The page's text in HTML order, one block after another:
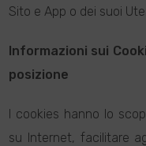
Sito e App o dei suoi
Informazioni sui
posizione
I cookies hanno lo
su Internet, facilitare